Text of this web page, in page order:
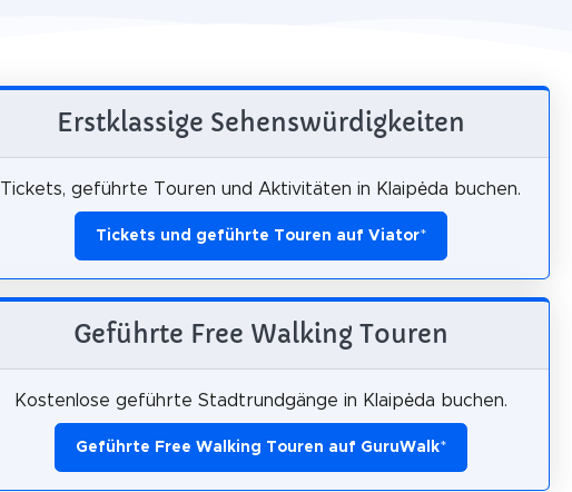
Erstklassige Sehenswürdigkeiten
Tickets, geführte Touren und Aktivitäten in Klaipėda buchen.
Tickets und geführte Touren auf Viator*
Geführte Free Walking Touren
Kostenlose geführte Stadtrundgänge in Klaipėda buchen.
Geführte Free Walking Touren auf GuruWalk*